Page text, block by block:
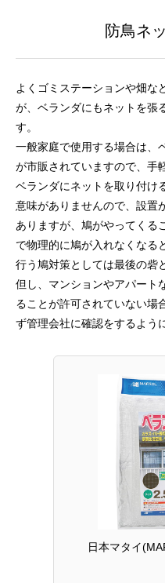
防鳥ネ
よくゴミステーションや畑な
が、ベランダにもネットを張
す。
一般家庭で使用する場合は、
が市販されていますので、手
ベランダにネットを取り付け
意味がありませんので、設置
ありますが、鳩がやってくる
で物理的に鳩が入れなくなる
行う鳩対策としては最後の砦
但し、マンションやアパート
ることが許可されていない場
ず管理会社に確認をするよう
日本マタイ